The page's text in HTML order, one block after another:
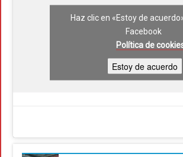
Haz clic en «Estoy de
Facebook
Política de
Estoy de acuerdo